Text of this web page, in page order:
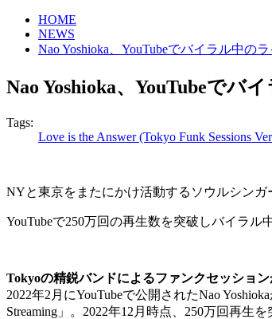
HOME
NEWS
Nao Yoshioka、YouTubeでバイラル中の
Nao Yoshioka、YouTubeでバ
Tags:
Love is the Answer (Tokyo Funk Sessions
NYと東京をまたにかけ活動するソウルシンガ
YouTubeで250万回の再生数を突破しバイラル
Tokyoの精鋭バンドによるファンクセッショ
2022年2 月にYouTubeで公開されたNao Yoshioka
Streaming 」。 2022年12 月時点、 250万回再生を